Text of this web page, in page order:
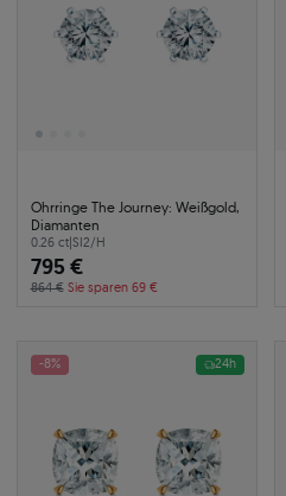
Ohrringe The Journey: Weißgold,
Diamanten
0.26 ct|SI2/H
795 €
864 € Sie sparen 69 €
-8% 24h